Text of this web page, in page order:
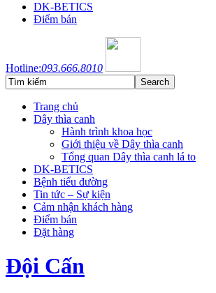
DK-BETICS
Điểm bán
Hotline:093.666.8010
Trang chủ
Dây thìa canh
Hành trình khoa học
Giới thiệu về Dây thìa canh
Tổng quan Dây thìa canh lá to
DK-BETICS
Bệnh tiểu đường
Tin tức – Sự kiện
Cảm nhận khách hàng
Điểm bán
Đặt hàng
Đội Cấn